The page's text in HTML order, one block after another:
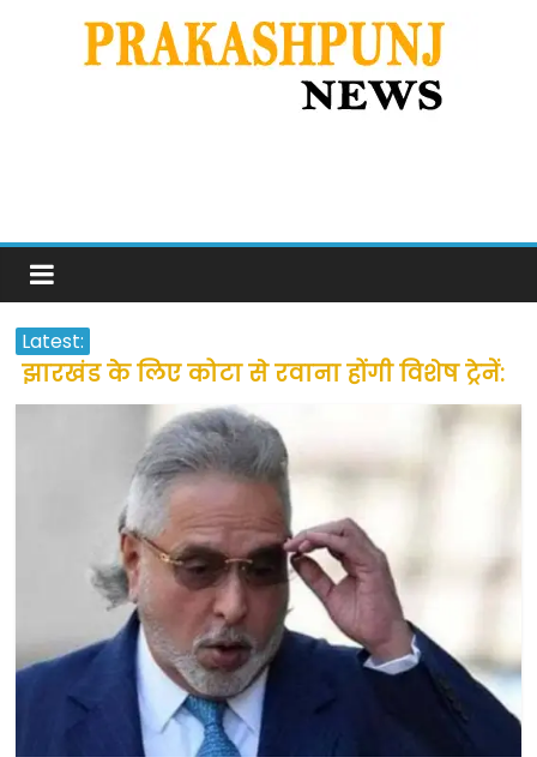
Latest:
झारखंड के लिए कोटा से रवाना होंगी विशेष ट्रेनें:
सीएम हेमंत सोरेन
उत्तराखंड के अन्य राज्यों में फंसे लोगों की जल्द
होगी घर वापसी
प्रवासियों व मजदूरों को दी गई छूट के बाद लोगो
ने कराया पंजीयन: राजस्थान सरकार
शराब और पान की दुकानों को ग्रीन जोन में
खोलने की मिली इजाजत: गृह मंत्रालय
दो हफ्ते के लिए बढ़ाया लॉकडाउन: गृह मंत्रालय